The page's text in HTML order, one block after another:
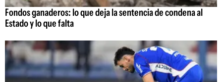
Fondos ganaderos: lo que deja la sentencia de condena al
Estado y lo que falta